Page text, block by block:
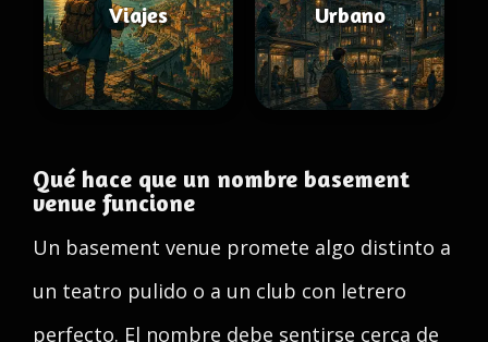
Viajes Urbano
Qué hace que un nombre basement
venue funcione
Un basement venue promete algo distinto a
un teatro pulido o a un club con letrero
perfecto. El nombre debe sentirse cerca de